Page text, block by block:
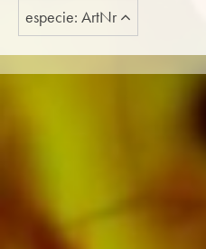
especie: ArtNr